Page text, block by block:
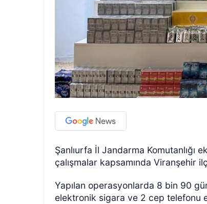
Şanlıurfa İl Jandarma Komutanlığı
çalışmalar kapsamında Viranşehir
Yapılan operasyonlarda 8 bin 90
elektronik sigara ve 2 cep telefonu